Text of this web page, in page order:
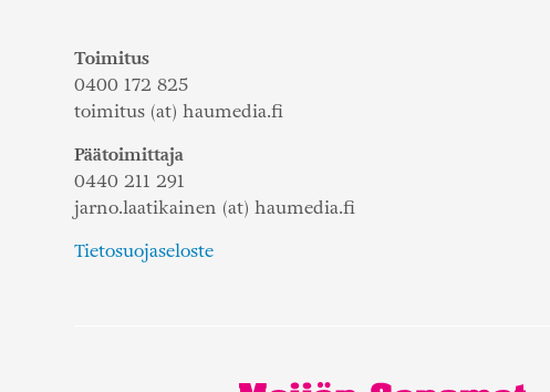
Toimitus
0400 172 825
toimitus (at) haumedia.fi
Päätoimittaja
0440 211 291
jarno.laatikainen (at) haumedia.fi
Tietosuojaseloste